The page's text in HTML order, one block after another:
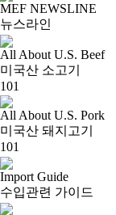
MEF NEWSLINE
뉴스라인
All About U.S. Beef
미국산 소고기
101
All About U.S. Pork
미국산 돼지고기
101
Import Guide
수입관련 가이드